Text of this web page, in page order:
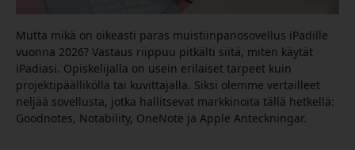
Mutta mikä on oikeasti paras muistiinpanosovellus iPadille
vuonna 2026? Vastaus riippuu pitkälti siitä, miten käytät
iPadiasi. Opiskelijalla on usein erilaiset tarpeet kuin
projektipäälliköllä tai kuvittajalla. Siksi olemme vertailleet
neljää sovellusta, jotka hallitsevat markkinoita tällä hetkellä:
Goodnotes, Notability, OneNote ja Apple Anteckningar.